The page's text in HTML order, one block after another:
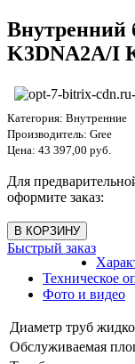
Внутренний
K3DNA2A/I
Категория: Внутренние
Производитель: Gree
Цена: 43 397,00 руб.
Для
оформите заказ:
Быстрый заказ
Техническое
Фото и видео
Диаметр труб
Обслуживаемая